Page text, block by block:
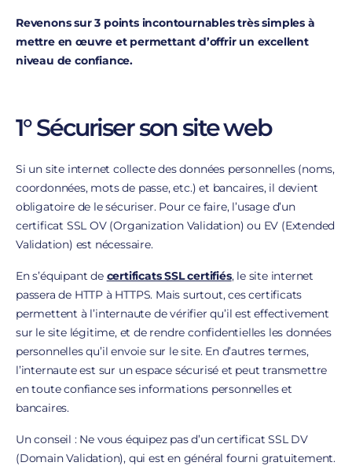
Revenons sur 3 points incontournables très simples à
mettre en œuvre et permettant d’offrir un excellent
niveau de confiance.
1° Sécuriser son site web
Si un site internet collecte des données personnelles (noms,
coordonnées, mots de passe, etc.) et bancaires, il devient
obligatoire de le sécuriser. Pour ce faire, l’usage d’un
certificat SSL OV (Organization Validation) ou EV (Extended
Validation) est nécessaire.
En s’équipant de certificats SSL certifiés, le site internet
passera de HTTP à HTTPS. Mais surtout, ces certificats
permettent à l’internaute de vérifier qu’il est effectivement
sur le site légitime, et de rendre confidentielles les données
personnelles qu’il envoie sur le site. En d’autres termes,
l’internaute est sur un espace sécurisé et peut transmettre
en toute confiance ses informations personnelles et
bancaires.
Un conseil : Ne vous équipez pas d’un certificat SSL DV
(Domain Validation), qui est en général fourni gratuitement.